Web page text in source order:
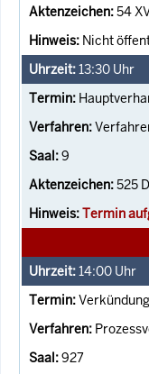
54
Nicht
13:30 Uhr
9
525
Termin
14:00 Uhr
927